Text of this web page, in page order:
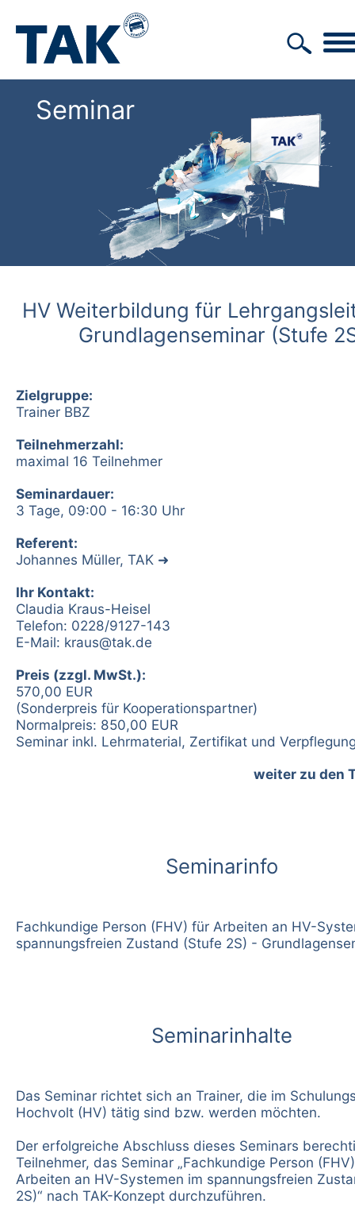
Seminar
HV Weiterbildung für
Grundlagenseminar (Stufe
Zielgruppe:
Trainer BBZ
Teilnehmerzahl:
maximal 16 Teilnehmer
Seminardauer:
3 Tage, 09:00 - 16:30 Uhr
Referent:
Johannes Müller, TAK
Ihr Kontakt:
Claudia Kraus-Heisel
Telefon: 0228/9127-143
E-Mail: kraus@tak.de
Preis (zzgl. MwSt.):
570,00 EUR
(Sonderpreis für Kooperationspartner)
Normalpreis: 850,00 EUR
Seminar inkl. Lehrmaterial, Zertifikat und
weiter zu den
Seminarinfo
Fachkundige Person (FHV) für Arbeiten an HV-
spannungsfreien Zustand (Stufe 2S) -
Seminarinhalte
Das Seminar richtet sich an Trainer, die im
Hochvolt (HV) tätig sind bzw. werden möchten.
Der erfolgreiche Abschluss dieses Seminars
Teilnehmer, das Seminar „Fachkundige Person
Arbeiten an HV-Systemen im spannungsfreien
2S)“ nach TAK-Konzept durchzuführen.